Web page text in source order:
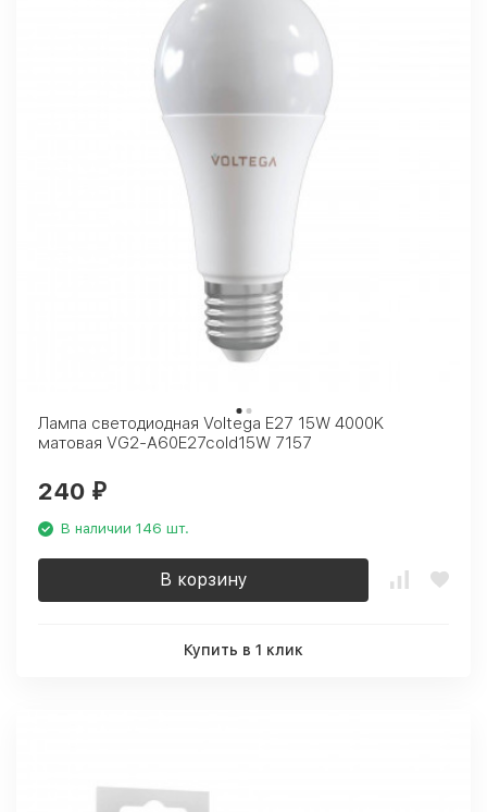
Лампа светодиодная Voltega E27 15W 4000K
матовая VG2-A60E27cold15W 7157
240 ₽
В наличии 146 шт.
В корзину
Купить в 1 клик